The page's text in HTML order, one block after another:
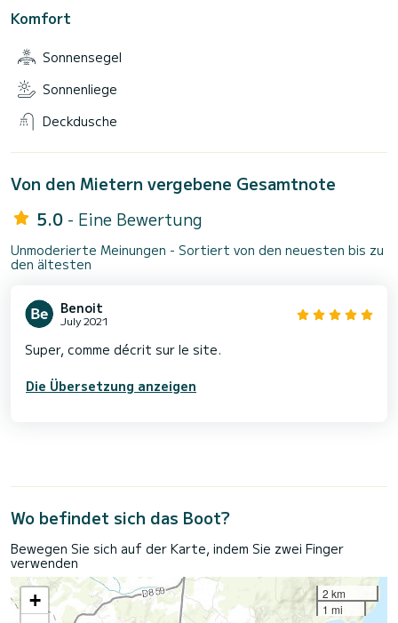
Komfort
Sonnensegel
Sonnenliege
Deckdusche
Von den Mietern vergebene Gesamtnote
5.0 - Eine Bewertung
Unmoderierte Meinungen - Sortiert von den neuesten bis zu
den ältesten
Benoit
July 2021
Super, comme décrit sur le site.
Die Übersetzung anzeigen
Wo befindet sich das Boot?
Bewegen Sie sich auf der Karte, indem Sie zwei Finger
verwenden
+
2 km
1 mi